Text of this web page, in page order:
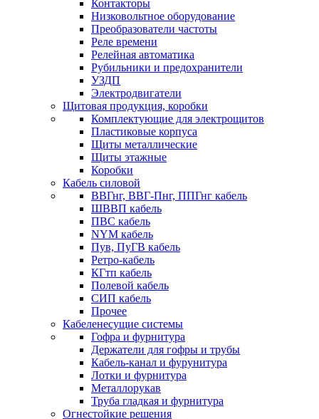
Контакторы
Низковольтное оборудование
Преобразователи частоты
Реле времени
Релейная автоматика
Рубильники и предохранители
УЗДП
Электродвигатели
Щитовая продукция, коробки
Комплектующие для электрощитов
Пластиковые корпуса
Щиты металлические
Щиты этажные
Коробки
Кабель силовой
ВВГнг, ВВГ-Пнг, ППГнг кабель
ШВВП кабель
ПВС кабель
NYM кабель
Пув, ПуГВ кабель
Ретро-кабель
КГтп кабель
Полевой кабель
СИП кабель
Прочее
Кабеленесущие системы
Гофра и фурнитура
Держатели для гофры и трубы
Кабель-канал и фурунитура
Лотки и фурнитура
Металлорукав
Труба гладкая и фурнитура
Огнестойкие решения